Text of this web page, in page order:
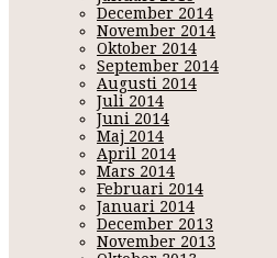
December 2014
November 2014
Oktober 2014
September 2014
Augusti 2014
Juli 2014
Juni 2014
Maj 2014
April 2014
Mars 2014
Februari 2014
Januari 2014
December 2013
November 2013